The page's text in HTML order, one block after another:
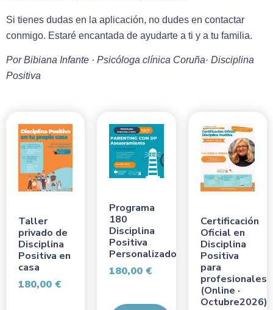
Si tienes dudas en la aplicación, no dudes en contactar
conmigo. Estaré encantada de ayudarte a ti y a tu familia.
Por Bibiana Infante · Psicóloga clínica Coruña· Disciplina
Positiva
Taller
privado de
Disciplina
Positiva en
casa
180,00 €
Programa
180
Disciplina
Positiva
Personalizado
180,00 €
Certificación
Oficial en
Disciplina
Positiva
para
profesionales
(Online ·
Octubre2026)